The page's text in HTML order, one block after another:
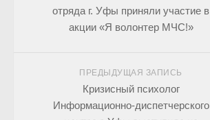
отряда г. Уфы приняли участие в
акции «Я волонтер МЧС!»
ПРЕДЫДУЩАЯ ЗАПИСЬ
Кризисный психолог
Информационно-диспетчерского